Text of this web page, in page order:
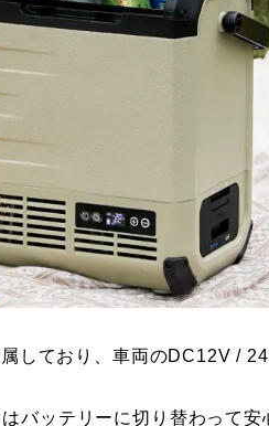
しており、車両のDC12V /
バッテリーに切り替わって安